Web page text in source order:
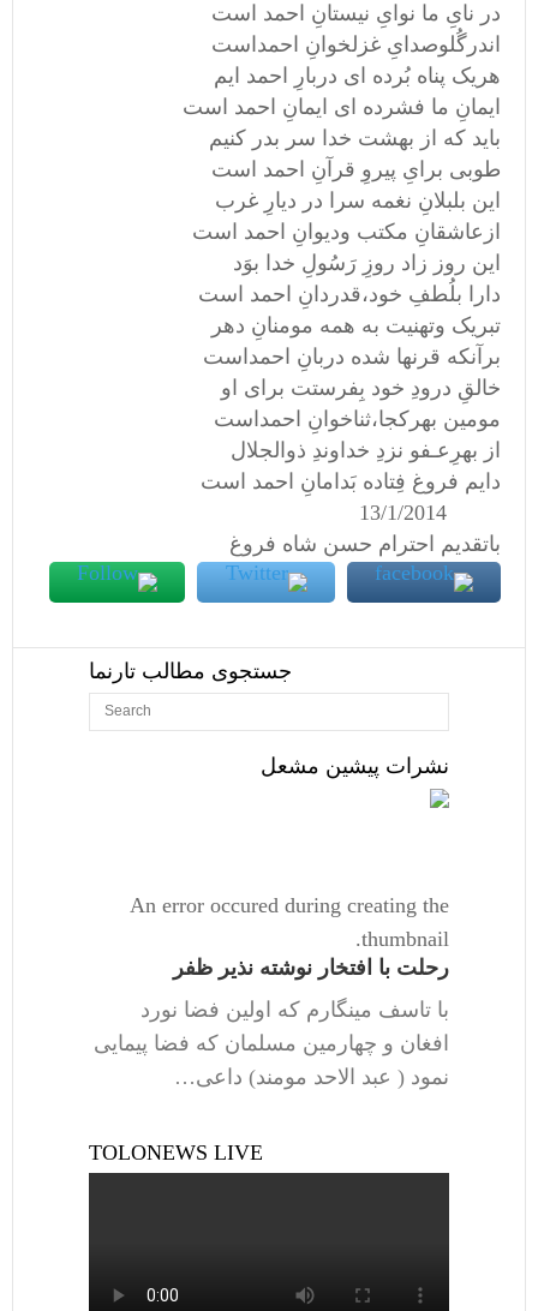
در نایِ ما نوایِ نیستانِ احمد است
اندرگُلوصدایِ غزلخوانِ احمداست
هریک پناه بُرده ای دربارِ احمد ایم
ایمانِ ما فشرده ای ایمانِ احمد است
باید که از بهشت خدا سر بدر کنیم
طوبی برایِ پیروِ قرآنِ احمد است
این بلبلانِ نغمه سرا در دیارِ غرب
ازعاشقانِ مکتب ودیوانِ احمد است
این روز زاد روزِ رَسُولِ خدا بوَد
دارا بلُطفِ خود،قدردانِ احمد است
تبریک وتهنیت به همه مومنانِ دهر
برآنکه قرنها شده دربانِ احمداست
خالقِ درودِ خود بِفرستت برای او
مومین بهرکجا،ثناخوانِ احمداست
از بهرِعـفو نزدِ خداوندِ ذوالجلال
دایم فروغ فِتاده بَدامانِ احمد است
باتقدیم احترام حسن شاه فروغ
جستجوی مطالب تارنما
نشرات پیشین مشعل
An error occured during creating the
thumbnail.
رحلت با افتخار نوشته نذیر ظفر
با تاسف مینگارم که اولین فضا نورد
افغان و چهارمین مسلمان که فضا پیمایی
نمود ( عبد الاحد مومند) داعی…
TOLONEWS LIVE